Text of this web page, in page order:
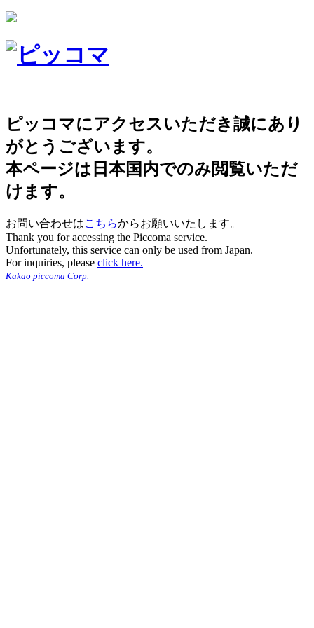
ピッコマにアクセスいただき誠にあり
がとうございます。
本ページは日本国内でのみ閲覧いただ
けます。
お問い合わせはこちらからお願いいたします。
Thank you for accessing the Piccoma service.
Unfortunately, this service can only be used from Japan.
For inquiries, please click here.
Kakao piccoma Corp.